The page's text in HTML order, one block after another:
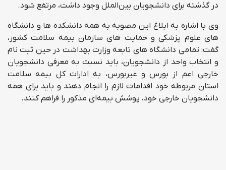
در گذشته برای دانشجویان بین‌الملل وجود داشت، مرتفع شود.
وی با اشاره به ابلاغ این مصوبه به همه دانشکده ها و دانشگاه
های علوم پزشکی و حمایت های سازمان بیمه سلامت کشور،
گفت: تمامی دانشگاه های تابعه وزارت بهداشت در حین ثبت نام
و انتخاب واحد از دانشجویان، باید نسبت به معرفی دانشجویان
خارجی اعم از بورس و غیربورس، به ادارات کل بیمه سلامت
استان مربوطه خود اقدامات لازم را انجام دهند و باید برای همه
دانشجویان خارجی خود، پوشش بیمه‌ای مذکور را فراهم کنند.